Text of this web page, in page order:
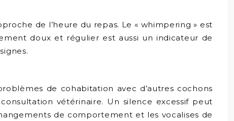
de l’heure du repas. Le « whimpering » est
doux et régulier est aussi un indicateur de
de cohabitation avec d’autres cochons
vétérinaire. Un silence excessif peut
de comportement et les vocalises de